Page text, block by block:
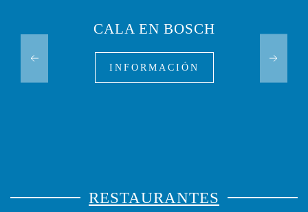
CALA EN BOSCH
INFORMACIÓN
RESTAURANTES